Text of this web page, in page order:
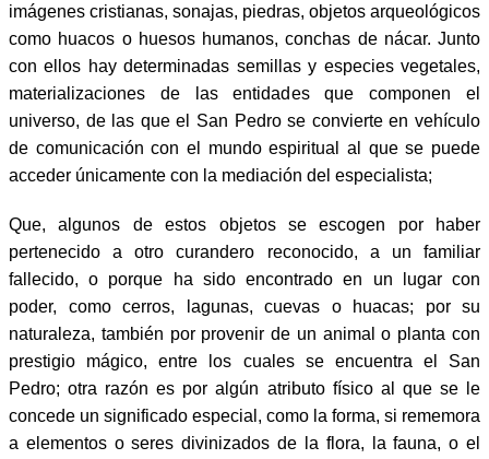
imágenes cristianas, sonajas, piedras, objetos arqueológicos
como huacos o huesos humanos, conchas de nácar. Junto
con ellos hay determinadas semillas y especies vegetales,
materializaciones de las entidades que componen el
universo, de las que el San Pedro se convierte en vehículo
de comunicación con el mundo espiritual al que se puede
acceder únicamente con la mediación del especialista;
Que, algunos de estos objetos se escogen por haber
pertenecido a otro curandero reconocido, a un familiar
fallecido, o porque ha sido encontrado en un lugar con
poder, como cerros, lagunas, cuevas o huacas; por su
naturaleza, también por provenir de un animal o planta con
prestigio mágico, entre los cuales se encuentra el San
Pedro; otra razón es por algún atributo físico al que se le
concede un significado especial, como la forma, si rememora
a elementos o seres divinizados de la flora, la fauna, o el